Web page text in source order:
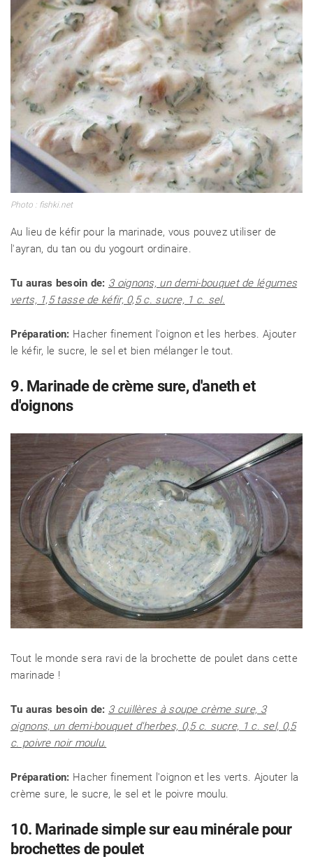
Photo : fishki.net
Au lieu de kéfir pour la marinade, vous pouvez utiliser de
l'ayran, du tan ou du yogourt ordinaire.
Tu auras besoin de: 3 oignons, un demi-bouquet de légumes
verts, 1,5 tasse de kéfir, 0,5 c. sucre, 1 c. sel.
Préparation: Hacher finement l'oignon et les herbes. Ajouter
le kéfir, le sucre, le sel et bien mélanger le tout.
9. Marinade de crème sure, d'aneth et
d'oignons
Tout le monde sera ravi de la brochette de poulet dans cette
marinade !
Tu auras besoin de: 3 cuillères à soupe crème sure, 3
oignons, un demi-bouquet d'herbes, 0,5 c. sucre, 1 c. sel, 0,5
c. poivre noir moulu.
Préparation: Hacher finement l'oignon et les verts. Ajouter la
crème sure, le sucre, le sel et le poivre moulu.
10. Marinade simple sur eau minérale pour
brochettes de poulet